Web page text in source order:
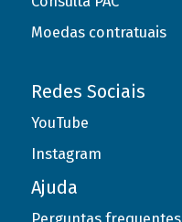
Moedas contratuais
Redes Sociais
YouTube
Instagram
Ajuda
Perguntas frequentes